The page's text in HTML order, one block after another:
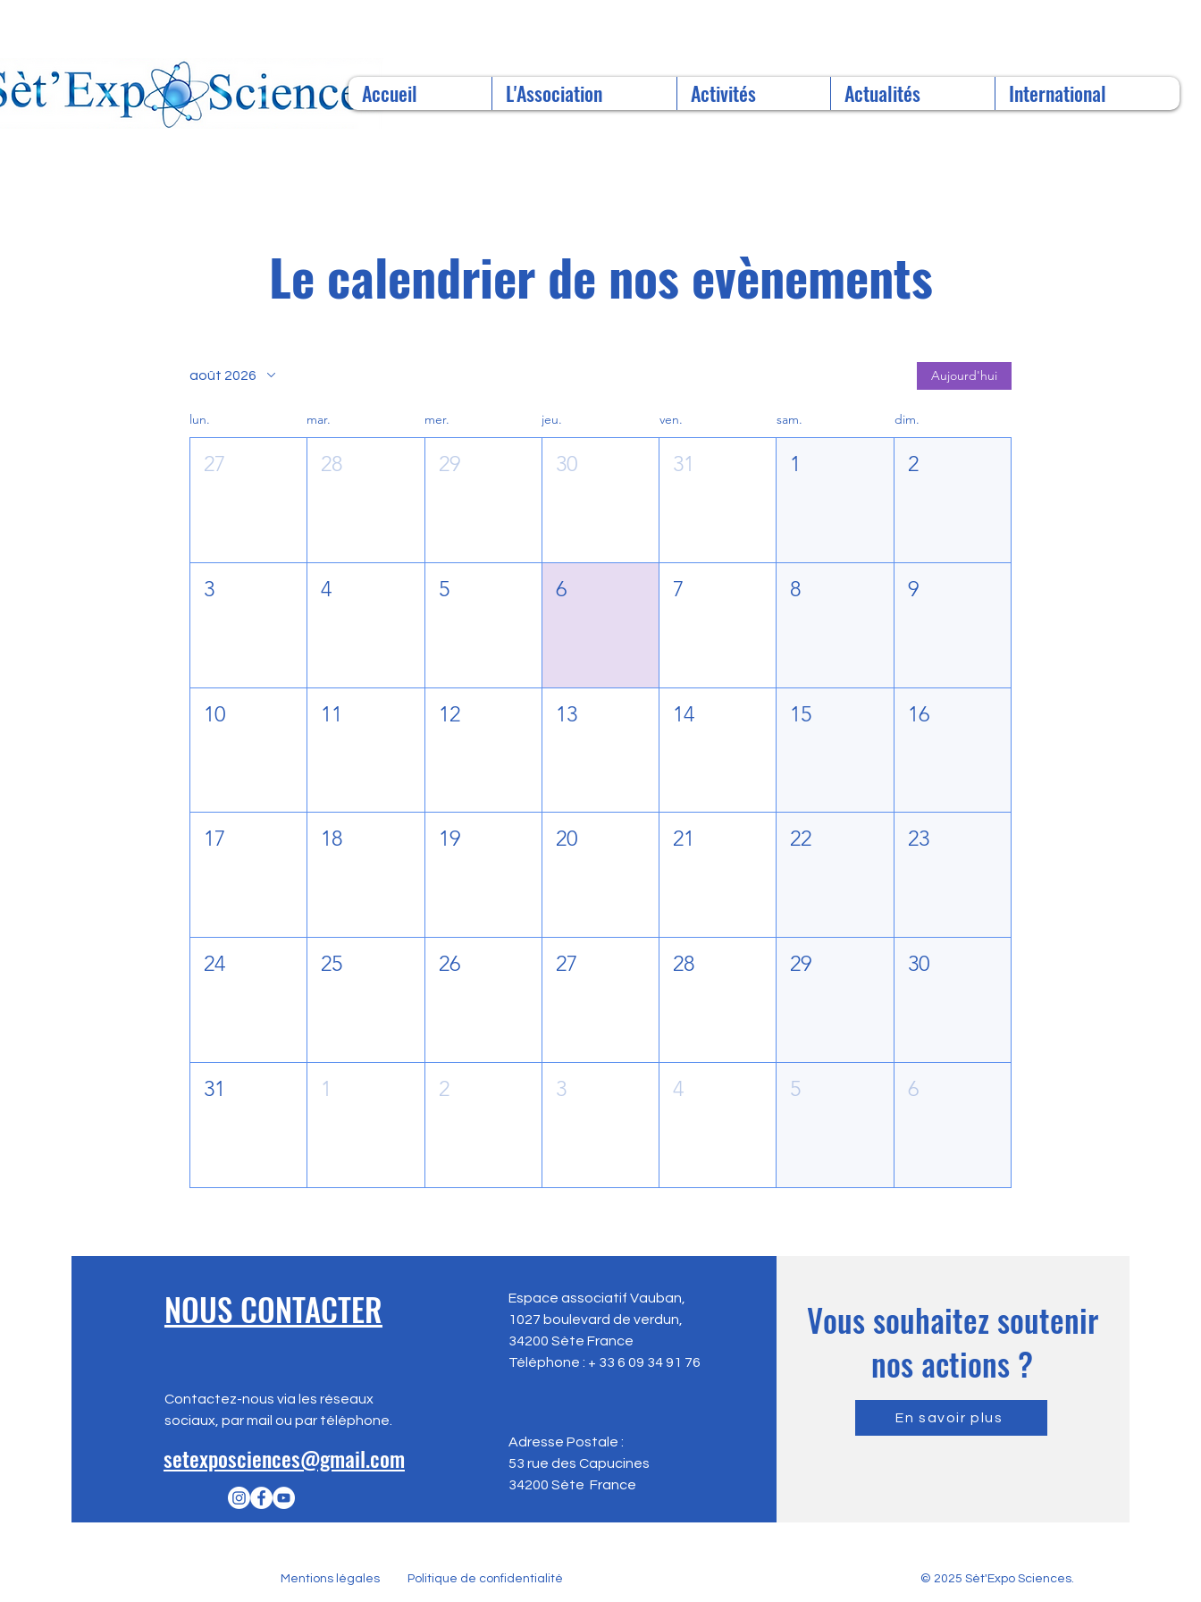
Accueil L'Association Activités Actualités International
Le calendrier de nos evènements
août 2026 Aujourd'hui
lun. mar. mer. jeu. ven. sam. dim.
27 28 29 30 31 1 2
3 4 5 6 7 8 9
10 11 12 13 14 15 16
17 18 19 20 21 22 23
24 25 26 27 28 29 30
31 1 2 3 4 5 6
NOUS CONTACTER
Espace associatif Vauban,
1027 boulevard de verdun,
34200 Sète France
Téléphone : + 33 6 09 34 91 76
Contactez-nous via les réseaux
sociaux, par mail ou par téléphone.
setexposciences@gmail.com
Adresse Postale :
53 rue des Capucines
34200 Sète France
Vous souhaitez soutenir
nos actions ?
En savoir plus
Mentions légales Politique de confidentialité © 2025 Sèt'Expo Sciences.